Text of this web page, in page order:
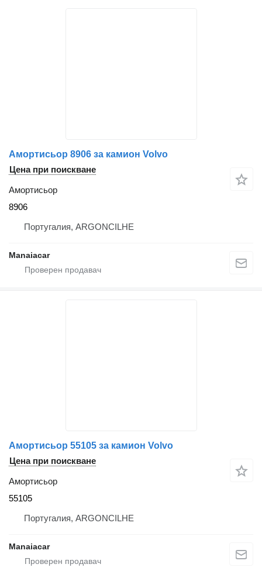
Амортисьор 8906 за камион Volvo
Цена при поискване
Амортисьор
8906
Португалия, ARGONCILHE
Manaiacar
Амортисьор 55105 за камион Volvo
Цена при поискване
Амортисьор
55105
Португалия, ARGONCILHE
Manaiacar